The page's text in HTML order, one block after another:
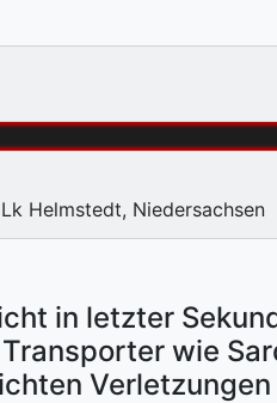
Helmstedt, Niedersachsen
in letzter
wie